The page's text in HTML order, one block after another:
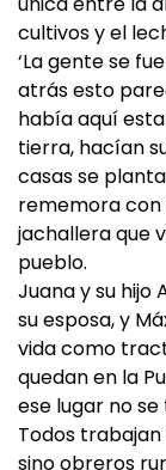
cultivos y el
‘La gente se
atrás esto
había aquí
tierra, hacían
casas se
rememora con
jachallera que
pueblo.
Juana y su hijo
su esposa, y
vida como
quedan en la
ese lugar no
Todos
sino obreros